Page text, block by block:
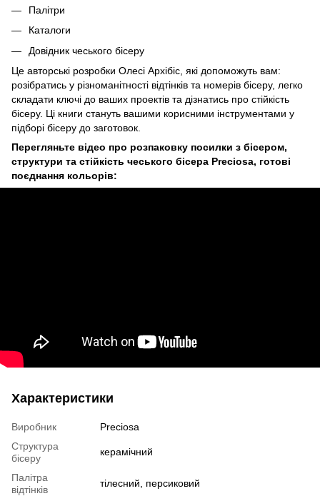
Палітри
Каталоги
Довідник чеського бісеру
Це авторські розробки Олесі Архібіс, які допоможуть вам:
розібратись у різноманітності відтінків та номерів бісеру, легко
складати ключі до ваших проектів та дізнатись про стійкість
бісеру. Ці книги стануть вашими корисними інструментами у
підборі бісеру до заготовок.
Перегляньте відео про розпаковку посилки з бісером,
структури та стійкість чеського бісера Preciosa, готові
поєднання кольорів:
Характеристики
Виробник
Preciosa
Структура
бісеру
керамічний
Палітра
відтінків
тілесний, персиковий